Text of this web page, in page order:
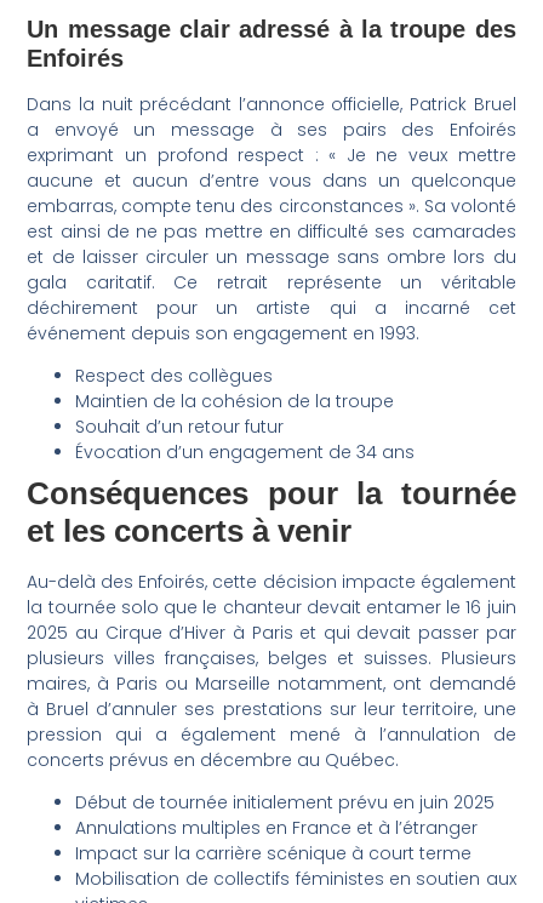
Un message clair adressé à la troupe des
Enfoirés
Dans la nuit précédant l’annonce officielle, Patrick Bruel
a envoyé un message à ses pairs des Enfoirés
exprimant un profond respect : « Je ne veux mettre
aucune et aucun d’entre vous dans un quelconque
embarras, compte tenu des circonstances ». Sa volonté
est ainsi de ne pas mettre en difficulté ses camarades
et de laisser circuler un message sans ombre lors du
gala caritatif. Ce retrait représente un véritable
déchirement pour un artiste qui a incarné cet
événement depuis son engagement en 1993.
Respect des collègues
Maintien de la cohésion de la troupe
Souhait d’un retour futur
Évocation d’un engagement de 34 ans
Conséquences pour la tournée
et les concerts à venir
Au-delà des Enfoirés, cette décision impacte également
la tournée solo que le chanteur devait entamer le 16 juin
2025 au Cirque d’Hiver à Paris et qui devait passer par
plusieurs villes françaises, belges et suisses. Plusieurs
maires, à Paris ou Marseille notamment, ont demandé
à Bruel d’annuler ses prestations sur leur territoire, une
pression qui a également mené à l’annulation de
concerts prévus en décembre au Québec.
Début de tournée initialement prévu en juin 2025
Annulations multiples en France et à l’étranger
Impact sur la carrière scénique à court terme
Mobilisation de collectifs féministes en soutien aux